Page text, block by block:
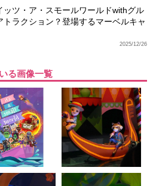
ッツ・ア・スモールワールドwithグル
トラクション？登場するマーベルキャ
2025/12/26
る画像一覧